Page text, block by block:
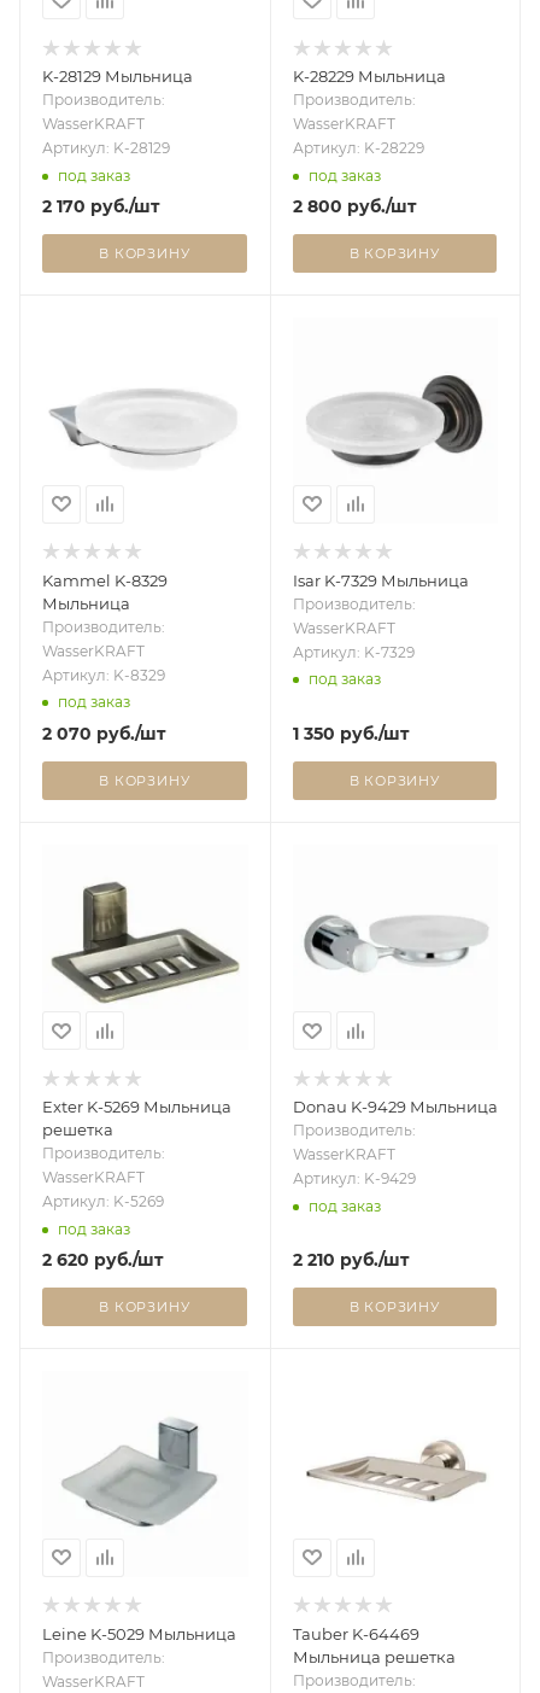
K-28129 Мыльница
Производитель:
WasserKRAFT
Артикул: K-28129
под заказ
2 170 руб./шт
В КОРЗИНУ
K-28229 Мыльница
Производитель:
WasserKRAFT
Артикул: K-28229
под заказ
2 800 руб./шт
В КОРЗИНУ
Kammel K-8329
Мыльница
Производитель:
WasserKRAFT
Артикул: K-8329
под заказ
2 070 руб./шт
В КОРЗИНУ
Isar K-7329 Мыльница
Производитель:
WasserKRAFT
Артикул: K-7329
под заказ
1 350 руб./шт
В КОРЗИНУ
Exter K-5269 Мыльница
решетка
Производитель:
WasserKRAFT
Артикул: K-5269
под заказ
2 620 руб./шт
В КОРЗИНУ
Donau K-9429 Мыльница
Производитель:
WasserKRAFT
Артикул: K-9429
под заказ
2 210 руб./шт
В КОРЗИНУ
Leine K-5029 Мыльница
Производитель:
WasserKRAFT
Tauber K-64469
Мыльница решетка
Производитель: